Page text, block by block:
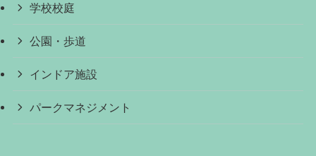
学校校庭
公園・歩道
インドア施設
パークマネジメント